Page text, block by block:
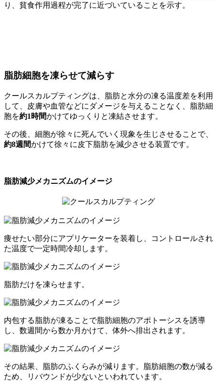
り、貧食作用過程が完了に近づいていることを示す。
脂肪細胞を凍らせて減らす
クールスカルプティングは、脂肪と水分の凍る温度差を利用
して、皮膚や血管などにダメージを与えることなく、脂肪細
胞を約1時間かけてゆっくりと凍結させます。
その後、細胞が徐々に死んでいく現象を生じさせることで、
約8週間かけて徐々に皮下脂肪を減少させる装置です。
脂肪減少メカニズムのイメージ
痩せたい部分にアプリケーターを装着し、コントロールされ
た温度で一定時間冷却します。
脂肪だけを凍らせます。
内包する脂肪が凍ることで脂肪細胞のアポトーシスを誘導
し、数週間から数か月かけて、体外へ排出されます。
その結果、脂肪のふくらみが減ります。脂肪細胞の数が減る
ため、リバウンドが少ないといわれています。